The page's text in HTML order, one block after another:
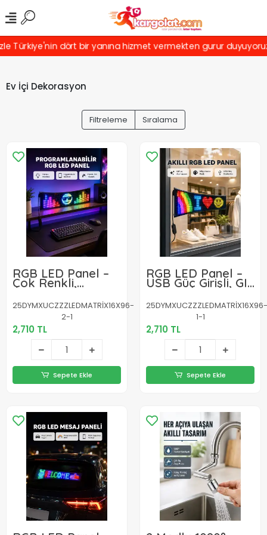
dört bir yanına hizmet vermekten gurur duyuyoruz!
Ev İçi Dekorasyon
Filtreleme Sıralama
RGB LED Panel –
Çok Renkli,
Kumandalı, USB
Bağlantılı Yazı ve
GIF Gösterimli
Akıllı Lamba
25DYMXUCZZZLEDMATRİX16X96-
2-1
2,710 TL
Sepete Ekle
RGB LED Panel –
USB Güç Girişli, GIF
ve Yazı Gösterimli
Akıllı Ekran
25DYMXUCZZZLEDMATRİX16X96-
1-1
2,710 TL
Sepete Ekle